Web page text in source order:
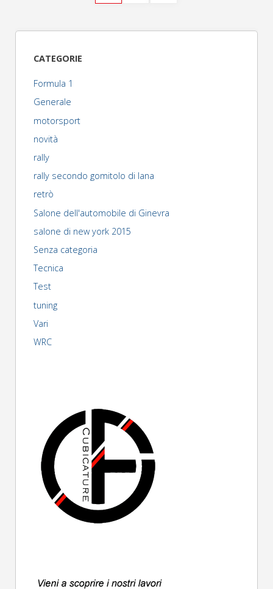
CATEGORIE
Formula 1
Generale
motorsport
novità
rally
rally secondo gomitolo di lana
retrò
Salone dell'automobile di Ginevra
salone di new york 2015
Senza categoria
Tecnica
Test
tuning
Vari
WRC